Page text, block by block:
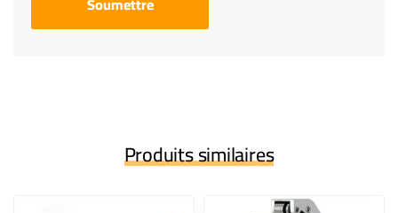
Produits similaires